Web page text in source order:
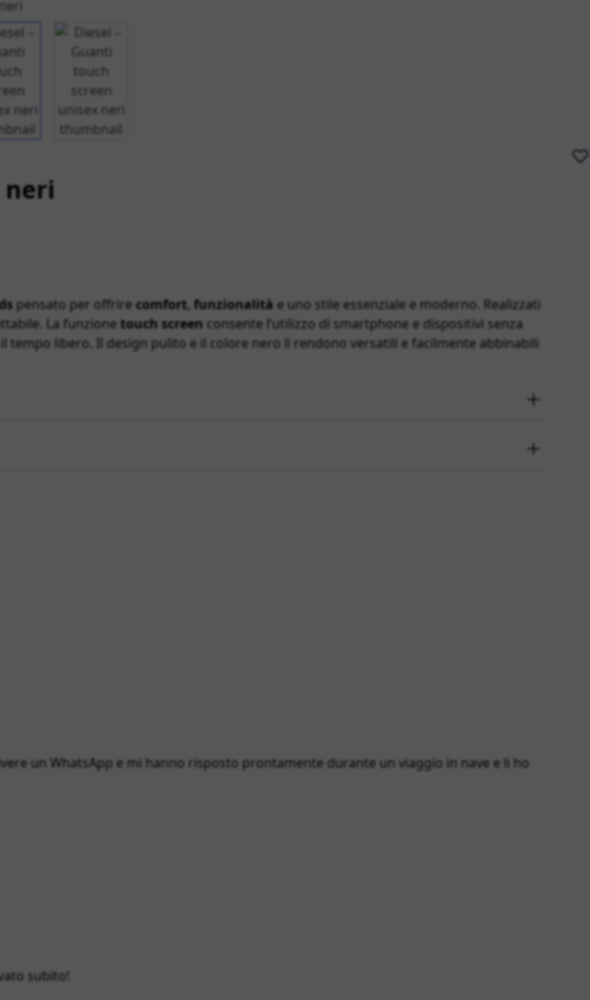
View larger imageView larger image
neri
pensato per offrire comfort, funzionalità e uno stile essenziale e moderno. Realizzati
La funzione touch screen consente l’utilizzo di smartphone e dispositivi senza
libero. Il design pulito e il colore nero li rendono versatili e facilmente abbinabili
un WhatsApp e mi hanno risposto prontamente durante un viaggio in nave e li ho
subito!